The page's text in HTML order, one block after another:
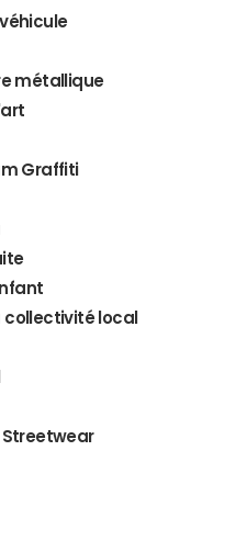
métallique
Graffiti
collectivité local